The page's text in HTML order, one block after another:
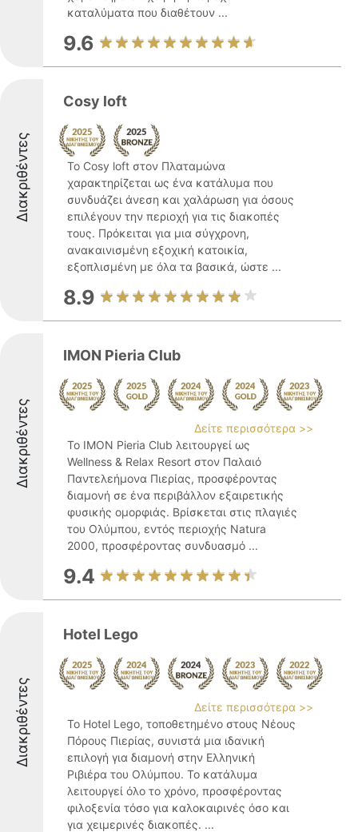
καταλύματα που διαθέτουν ...
9.6
Διακριθέντες
Cosy loft
Το Cosy loft στον Πλαταμώνα
χαρακτηρίζεται ως ένα κατάλυμα που
συνδυάζει άνεση και χαλάρωση για όσους
επιλέγουν την περιοχή για τις διακοπές
τους. Πρόκειται για μια σύγχρονη,
ανακαινισμένη εξοχική κατοικία,
εξοπλισμένη με όλα τα βασικά, ώστε ...
8.9
Διακριθέντες
IMON Pieria Club
Δείτε περισσότερα >>
Το IMON Pieria Club λειτουργεί ως
Wellness & Relax Resort στον Παλαιό
Παντελεήμονα Πιερίας, προσφέροντας
διαμονή σε ένα περιβάλλον εξαιρετικής
φυσικής ομορφιάς. Βρίσκεται στις πλαγιές
του Ολύμπου, εντός περιοχής Natura
2000, προσφέροντας συνδυασμό ...
9.4
Διακριθέντες
Hotel Lego
Δείτε περισσότερα >>
Το Hotel Lego, τοποθετημένο στους Νέους
Πόρους Πιερίας, συνιστά μια ιδανική
επιλογή για διαμονή στην Ελληνική
Ριβιέρα του Ολύμπου. Το κατάλυμα
λειτουργεί όλο το χρόνο, προσφέροντας
φιλοξενία τόσο για καλοκαιρινές όσο και
για χειμερινές διακοπές. ...